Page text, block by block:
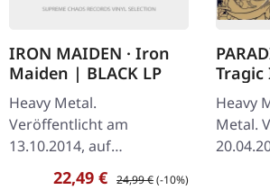
IRON MAIDEN · Iron
Maiden | BLACK LP
Heavy Metal.
Veröffentlicht am
13.10.2014, auf
Parlophone Records.
Verkaufspreis:
22,49 € Regulärer Preis:
24,99 €(-10%)
Tragic
Heavy
Metal.
Media